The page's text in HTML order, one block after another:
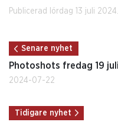
Publicerad lördag 13 juli 2024.
Senare nyhet
Photoshots fredag 19
2024-07-22
Tidigare nyhet